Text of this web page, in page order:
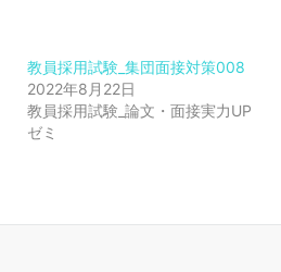
教員採用試験_集団面接対策008
2022年8月22日
教員採用試験_論文・面接実力UP
ゼミ